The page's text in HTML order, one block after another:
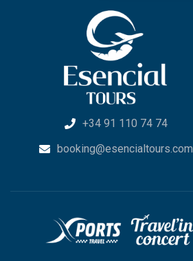
+34 91 110 74 74
booking@esencialtours.com